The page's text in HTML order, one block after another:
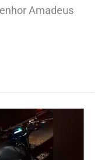
Amadeus